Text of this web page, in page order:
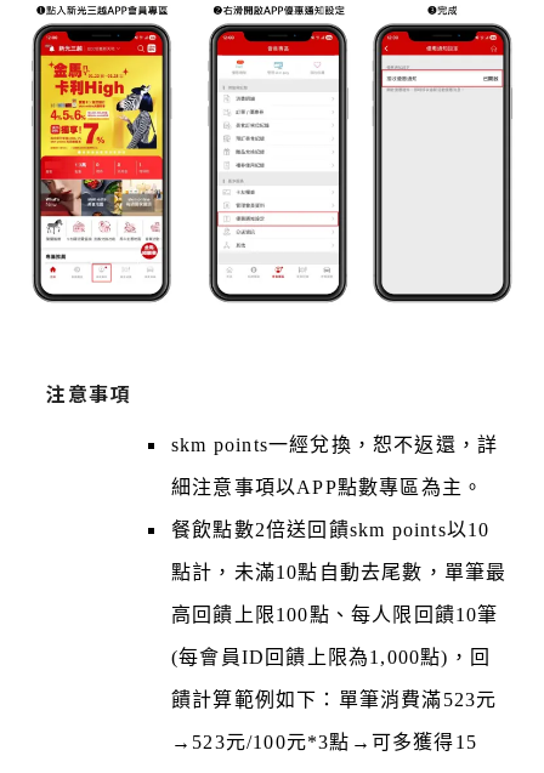
注意事項
skm points一經兌換，恕不返還，詳
細注意事項以APP點數專區為主。
餐飲點數2倍送回饋skm points以10
點計，未滿10點自動去尾數，單筆最
高回饋上限100點、每人限回饋10筆
(每會員ID回饋上限為1,000點)，回
饋計算範例如下：單筆消費滿523元
→523元/100元*3點→可多獲得15